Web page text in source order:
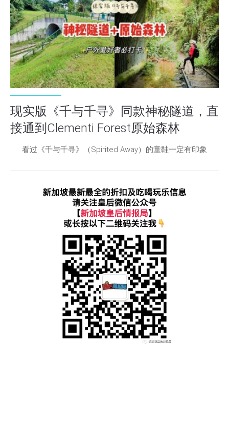
现实版《千与千寻》同款神秘隧道，直
接通到Clementi Forest原始森林
看过《千与千寻》（Spirited Away）的童鞋一定有印象